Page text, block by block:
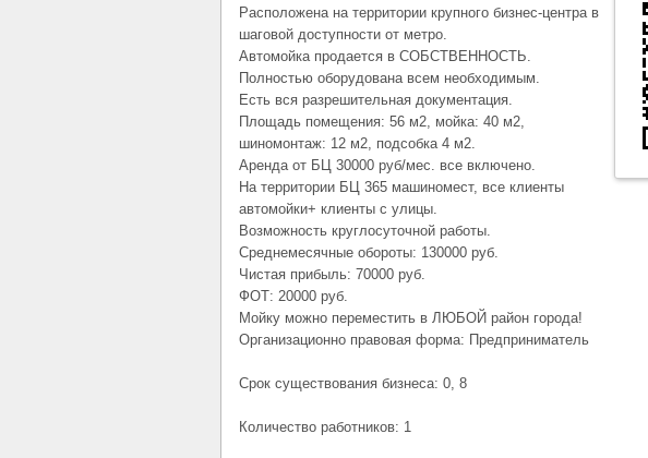
Расположена на территории крупного бизнес-центра в
шаговой доступности от метро.
Автомойка продается в СОБСТВЕННОСТЬ.
Полностью оборудована всем необходимым.
Есть вся разрешительная документация.
Площадь помещения: 56 м2, мойка: 40 м2,
шиномонтаж: 12 м2, подсобка 4 м2.
Аренда от БЦ 30000 руб/мес. все включено.
На территории БЦ 365 машиномест, все клиенты
автомойки+ клиенты с улицы.
Возможность круглосуточной работы.
Среднемесячные обороты: 130000 руб.
Чистая прибыль: 70000 руб.
ФОТ: 20000 руб.
Мойку можно переместить в ЛЮБОЙ район города!
Организационно правовая форма: Предприниматель
Срок существования бизнеса: 0, 8
Количество работников: 1